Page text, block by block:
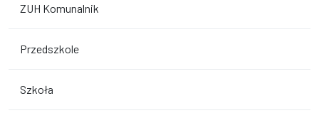
ZUH Komunalnik
Przedszkole
Szkoła